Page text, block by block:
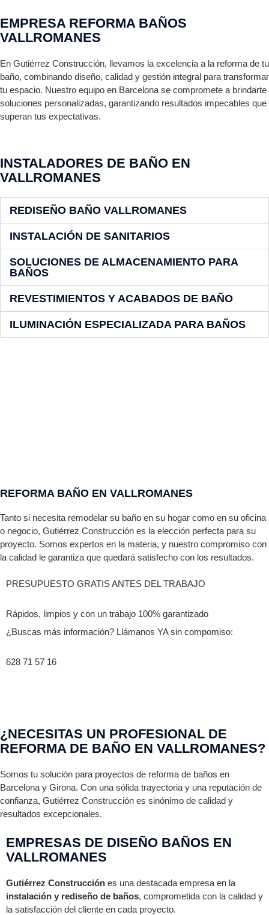
EMPRESA REFORMA BAÑOS
VALLROMANES
En Gutiérrez Construcción, llevamos la excelencia a la reforma de tu
baño, combinando diseño, calidad y gestión integral para transformar
tu espacio. Nuestro equipo en Barcelona se compromete a brindarte
soluciones personalizadas, garantizando resultados impecables que
superan tus expectativas.
INSTALADORES DE BAÑO EN
VALLROMANES
REDISEÑO BAÑO VALLROMANES
INSTALACIÓN DE SANITARIOS
SOLUCIONES DE ALMACENAMIENTO PARA
BAÑOS
REVESTIMIENTOS Y ACABADOS DE BAÑO
ILUMINACIÓN ESPECIALIZADA PARA BAÑOS
REFORMA BAÑO EN VALLROMANES
Tanto si necesita remodelar su baño en su hogar como en su oficina
o negocio, Gutiérrez Construcción es la elección perfecta para su
proyecto. Somos expertos en la materia, y nuestro compromiso con
la calidad le garantiza que quedará satisfecho con los resultados.
PRESUPUESTO GRATIS ANTES DEL TRABAJO
Rápidos, limpios y con un trabajo 100% garantizado
¿Buscas más información? Llámanos YA sin compomiso:
628 71 57 16
¿NECESITAS UN PROFESIONAL DE
REFORMA DE BAÑO EN VALLROMANES?
Somos tu solución para proyectos de reforma de baños en
Barcelona y Girona. Con una sólida trayectoria y una reputación de
confianza, Gutiérrez Construcción es sinónimo de calidad y
resultados excepcionales.
EMPRESAS DE DISEÑO BAÑOS EN
VALLROMANES
Gutiérrez Construcción es una destacada empresa en la
instalación y rediseño de baños, comprometida con la calidad y
la satisfacción del cliente en cada proyecto.